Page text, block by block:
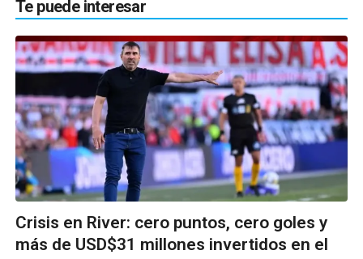
Te puede interesar
Crisis en River: cero puntos, cero goles y
más de USD$31 millones invertidos en el